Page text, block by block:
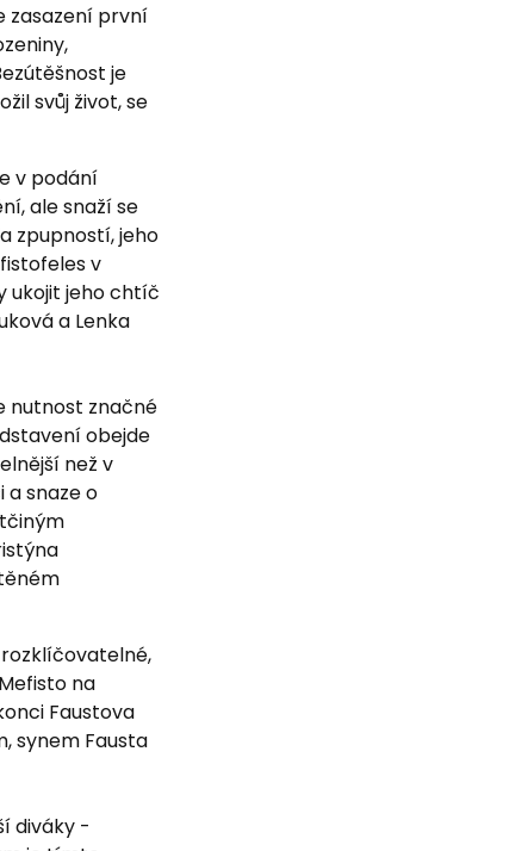
zasazení první
je
svůj život, se
v podání
ale snaží se
zpupností, jeho
v
ukojit jeho chtíč
a Lenka
nutnost značné
obejde
než v
a snaze o
na
Faustova
synem Fausta
diváky -